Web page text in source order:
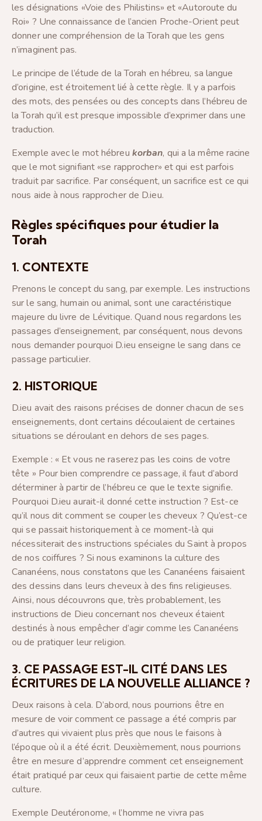
les désignations «Voie des Philistins» et «Autoroute du
Roi» ? Une connaissance de l’ancien Proche-Orient peut
donner une compréhension de la Torah que les gens
n’imaginent pas.
Le principe de l’étude de la Torah en hébreu, sa langue
d’origine, est étroitement lié à cette règle. Il y a parfois
des mots, des pensées ou des concepts dans l’hébreu de
la Torah qu’il est presque impossible d’exprimer dans une
traduction.
Exemple avec le mot hébreu korban, qui a la même racine
que le mot signifiant «se rapprocher» et qui est parfois
traduit par sacrifice. Par conséquent, un sacrifice est ce qui
nous aide à nous rapprocher de D.ieu.
Règles spécifiques pour étudier la
Torah
1. CONTEXTE
Prenons le concept du sang, par exemple. Les instructions
sur le sang, humain ou animal, sont une caractéristique
majeure du livre de Lévitique. Quand nous regardons les
passages d’enseignement, par conséquent, nous devons
nous demander pourquoi D.ieu enseigne le sang dans ce
passage particulier.
2. HISTORIQUE
D.ieu avait des raisons précises de donner chacun de ses
enseignements, dont certains découlaient de certaines
situations se déroulant en dehors de ses pages.
Exemple : « Et vous ne raserez pas les coins de votre
tête » Pour bien comprendre ce passage, il faut d’abord
déterminer à partir de l’hébreu ce que le texte signifie.
Pourquoi D.ieu aurait-il donné cette instruction ? Est-ce
qu’il nous dit comment se couper les cheveux ? Qu’est-ce
qui se passait historiquement à ce moment-là qui
nécessiterait des instructions spéciales du Saint à propos
de nos coiffures ? Si nous examinons la culture des
Cananéens, nous constatons que les Cananéens faisaient
des dessins dans leurs cheveux à des fins religieuses.
Ainsi, nous découvrons que, très probablement, les
instructions de Dieu concernant nos cheveux étaient
destinés à nous empêcher d’agir comme les Cananéens
ou de pratiquer leur religion.
3. CE PASSAGE EST-IL CITÉ DANS LES
ÉCRITURES DE LA NOUVELLE ALLIANCE ?
Deux raisons à cela. D’abord, nous pourrions être en
mesure de voir comment ce passage a été compris par
d’autres qui vivaient plus près que nous le faisons à
l’époque où il a été écrit. Deuxièmement, nous pourrions
être en mesure d’apprendre comment cet enseignement
était pratiqué par ceux qui faisaient partie de cette même
culture.
Exemple Deutéronome, « l’homme ne vivra pas